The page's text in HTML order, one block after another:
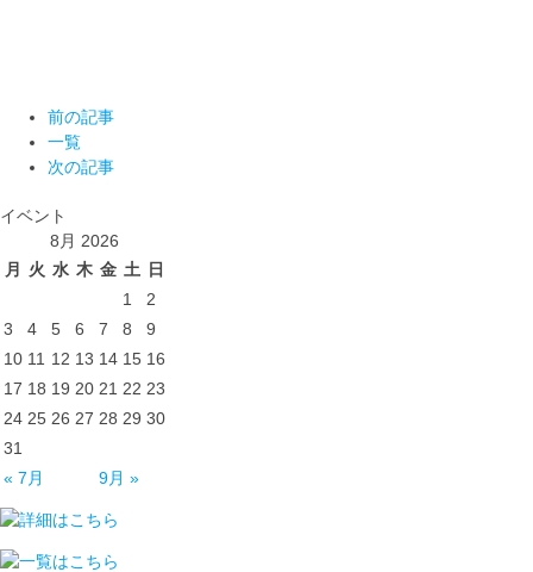
前の記事
一覧
次の記事
イベント
8月 2026
月
火 水 木 金 土
日
1
2
3
4 5 6 7 8
9
10 11 12 13 14 15 16
17 18 19 20 21 22 23
24 25 26 27 28 29 30
31
« 7月
9月 »